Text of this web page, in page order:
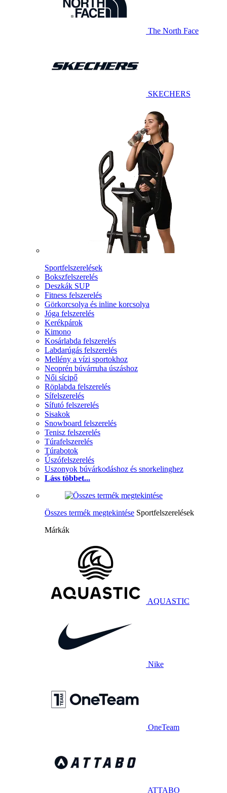
The North Face
SKECHERS
Sportfelszerelések
Bokszfelszerelés
Deszkák SUP
Fitness felszerelés
Görkorcsolya és inline korcsolya
Jóga felszerelés
Kerékpárok
Kimono
Kosárlabda felszerelés
Labdarúgás felszerelés
Mellény a vízi sportokhoz
Neoprén búvárruha úszáshoz
Női sícipő
Röplabda felszerelés
Sífelszerelés
Sífutó felszerelés
Sisakok
Snowboard felszerelés
Tenisz felszerelés
Túrafelszerelés
Túrabotok
Úszófelszerelés
Uszonyok búvárkodáshoz és snorkelinghez
Láss többet...
Összes termék megtekintése Sportfelszerelések
Márkák
AQUASTIC
Nike
OneTeam
ATTABO